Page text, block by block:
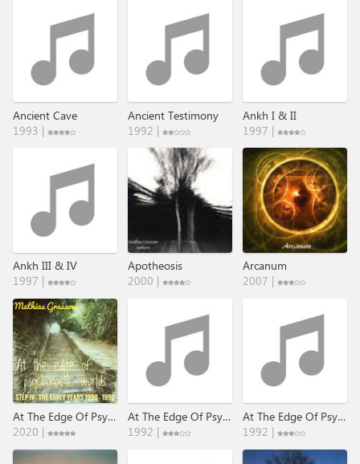
Ancient Cave
1993 |
Ancient Testimony
1992 |
Ankh I & II
1997 |
Ankh III & IV
1997 |
Apotheosis
2000 |
Arcanum
2007 |
At The Edge Of Psychonoetic Worlds (The Early Years 1990 ​-​ 1992)
2020 |
At The Edge Of Psychonoetic Worlds I-VI
1992 |
At The Edge Of Psychonoetic Worlds VII-IX
1992 |